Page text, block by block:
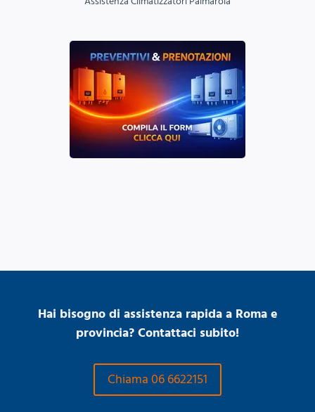
Hai bisogno di assistenza rapida a Roma e
provincia? Contattaci subito!
Chiama 06 6622151